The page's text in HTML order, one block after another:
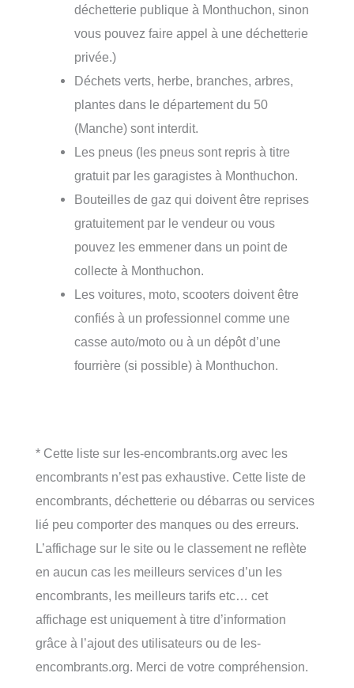
déchetterie publique à Monthuchon, sinon
vous pouvez faire appel à une déchetterie
privée.)
Déchets verts, herbe, branches, arbres,
plantes dans le département du 50
(Manche) sont interdit.
Les pneus (les pneus sont repris à titre
gratuit par les garagistes à Monthuchon.
Bouteilles de gaz qui doivent être reprises
gratuitement par le vendeur ou vous
pouvez les emmener dans un point de
collecte à Monthuchon.
Les voitures, moto, scooters doivent être
confiés à un professionnel comme une
casse auto/moto ou à un dépôt d’une
fourrière (si possible) à Monthuchon.
* Cette liste sur les-encombrants.org avec les
encombrants n’est pas exhaustive. Cette liste de
encombrants, déchetterie ou débarras ou services
lié peu comporter des manques ou des erreurs.
L’affichage sur le site ou le classement ne reflète
en aucun cas les meilleurs services d’un les
encombrants, les meilleurs tarifs etc… cet
affichage est uniquement à titre d’information
grâce à l’ajout des utilisateurs ou de les-
encombrants.org. Merci de votre compréhension.